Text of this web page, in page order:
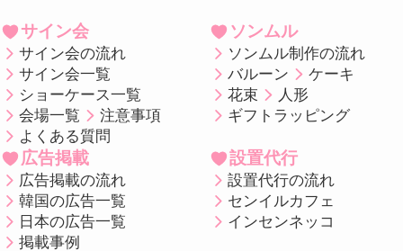
サイン会
サイン会の流れ
サイン会一覧
ショーケース一覧
会場一覧
注意事項
よくある質問
ソンムル
ソンムル制作の流れ
バルーン
ケーキ
花束
人形
ギフトラッピング
広告掲載
広告掲載の流れ
韓国の広告一覧
日本の広告一覧
掲載事例
設置代行
設置代行の流れ
センイルカフェ
インセンネッコ